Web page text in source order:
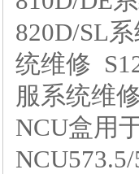
820D/SL
统维修
服系统维
NCU盒用